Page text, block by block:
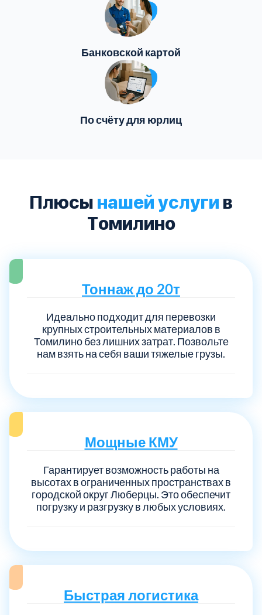
Банковской картой
По счёту для юрлиц
Плюсы нашей услуги в
Томилино
Тоннаж до 20т
Идеально подходит для перевозки
крупных строительных материалов в
Томилино без лишних затрат. Позвольте
нам взять на себя ваши тяжелые грузы.
Мощные КМУ
Гарантирует возможность работы на
высотах в ограниченных пространствах в
городской округ Люберцы. Это обеспечит
погрузку и разгрузку в любых условиях.
Быстрая логистика